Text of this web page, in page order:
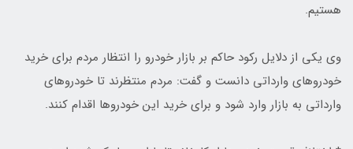
هستیم.
‌وی یکی از دلایل‌ رکود حاکم بر بازار خودرو را انتظار مردم برای خرید
خودروهای وارداتی دانست و گفت: مردم منتظرند تا خودروهای
وارداتی به بازار وارد شود و برای خرید این خودروها اقدام کنند.